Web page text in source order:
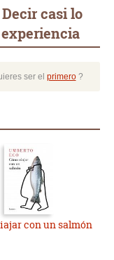
casi lo
ser el primero?
con un salmón